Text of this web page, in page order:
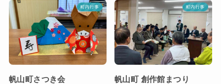
町内行事
帆山町さつき会
町内行事
帆山町 創作館まつり